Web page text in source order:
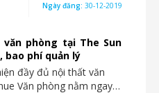
phòng tại The Sun
bao phí quản lý
đầy đủ nội thất văn
Văn phòng nằm ngay…
Ngày đăng: 30-12-2019